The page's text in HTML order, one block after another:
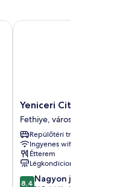
Yeniceri
City
Hotel
Fethiye,
városközpont
Yeniceri City Hotel
Fethiye, városközpont
Repülőtéri transzfer
Ingyenes wifi
Étterem
Légkondicionálás
8.4
8,4 Nagyon jó
Yeniceri City Hotel